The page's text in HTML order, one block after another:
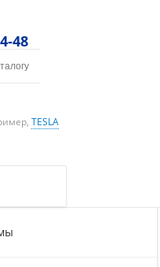
48
TESLA